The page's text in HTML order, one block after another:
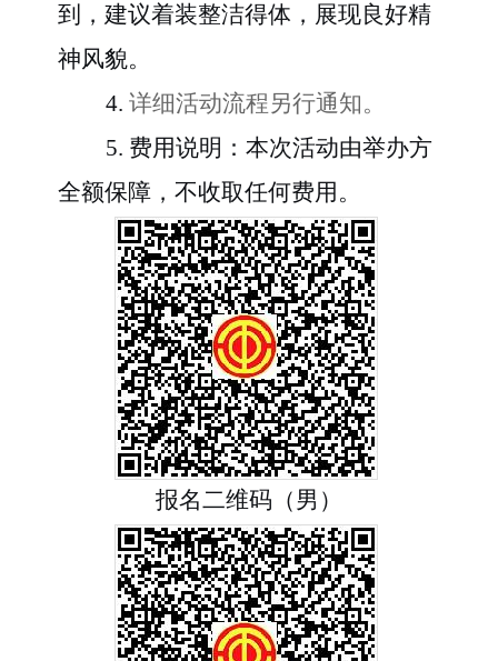
到，建议着装整洁得体，展现良好精
神风貌。
4.详细活动流程另行通知。
5. 费用说明 ：本次活动由举办方
全额保障，不收取任何费用。
报名二维码（男）